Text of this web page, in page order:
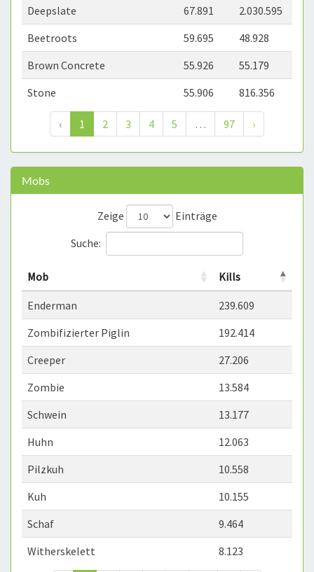
Deepslate
67.891
2.030.595
Beetroots
59.695
48.928
Brown Concrete
55.926
55.179
Stone
55.906 816.356
‹ 1 2 3 4 5 … 97 ›
Mobs
Zeige
Einträge
Suche:
Mob Kills
Enderman
239.609
Zombifizierter Piglin
192.414
Creeper
27.206
Zombie
13.584
Schwein
13.177
Huhn
12.063
Pilzkuh
10.558
Kuh
10.155
Schaf
9.464
Witherskelett
8.123